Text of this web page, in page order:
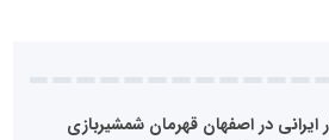
ایرانی در اصفهان قهرمان شمشیربازی